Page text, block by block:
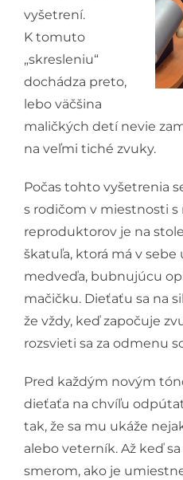
vyšetrení.
K tomuto
„skresleniu“
dochádza preto,
lebo väčšina
maličkých detí nevie
na veľmi tiché zvuky.
Počas tohto vyšetrenia
s rodičom v miestnosti
reproduktorov je na
škatuľa, ktorá má v
medveďa, bubnujúcu
mačičku. Dieťaťu sa na
že vždy, keď započuje
rozsvieti sa za odmenu
Pred každým novým
dieťaťa na chvíľu
tak, že sa mu ukáže
alebo veterník. Až keď
smerom, ako je